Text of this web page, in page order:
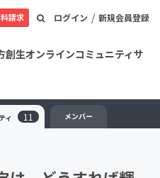
ログイン / 新規会員登録
請求
創生オンラインコミュニティサ
ィ 11 メンバー